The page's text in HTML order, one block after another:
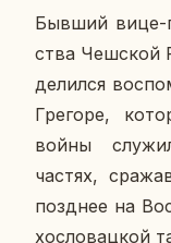
Бывший вице-
ства Чеш­ской
де­лил­ся
Гре­го­ре,
войны
частях,
позд­нее на
хо­сло­вац­кой